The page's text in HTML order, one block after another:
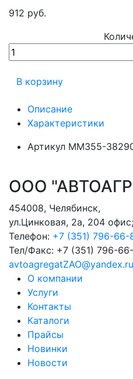
912 руб.
В корзину
Описание
Характеристики
Артикул ММ355-
ООО
454008, Челябинск,
ул.Цинковая, 2а, 204
Телефон: +7 (351) 796-66-
Тел/Факс: +7 (351) 796-
avtoagregatZAO@yandex.ru
О компании
Услуги
Контакты
Каталоги
Прайсы
Новинки
Новости